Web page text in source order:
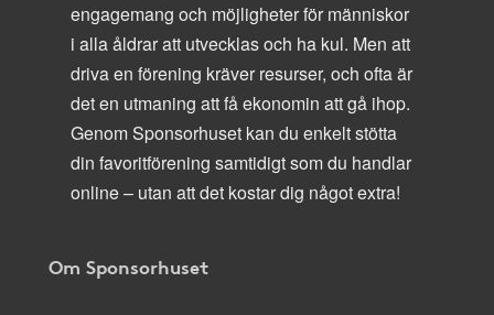
engagemang och möjligheter för människor
i alla åldrar att utvecklas och ha kul. Men att
driva en förening kräver resurser, och ofta är
det en utmaning att få ekonomin att gå ihop.
Genom Sponsorhuset kan du enkelt stötta
din favoritförening samtidigt som du handlar
online – utan att det kostar dig något extra!
Om Sponsorhuset